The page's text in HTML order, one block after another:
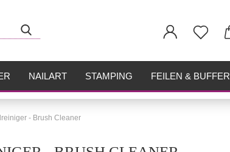
NAILART STAMPING FEILEN & BUFFER
- Brush Cleaner